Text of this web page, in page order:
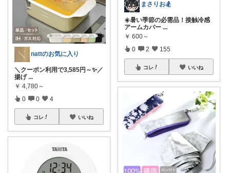
nattのお気に入り
＼クーポン利用で3,585円～✨／
揚げ ...
￥ 4,780～
0 0 4
コレ いいね
まさりお🏂
☀️暑い季節の必需品！接触冷感
アームカバー ...
￥ 600～
0 2 155
コレ いいね